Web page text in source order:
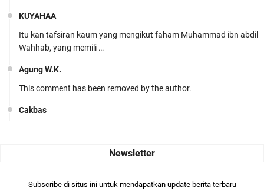
KUYAHAA
Itu kan tafsiran kaum yang mengikut faham Muhammad ibn abdil
Wahhab, yang memili …
Agung W.K.
This comment has been removed by the author.
Cakbas
Bismillaah semoga pembuat artikel Alloh berikan pemahaman yg
Subscribe di situs ini untuk mendapatkan update berita terbaru